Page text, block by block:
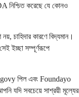
নিশ্চিত করেছে যে কোনও
চাহিদার কারণে বিদ্যমান।
ইচ্ছা সম্পূর্ণরূপে
পিল এবং Foundayo
সবচেয়ে সাশ্রয়ী মূল্যের